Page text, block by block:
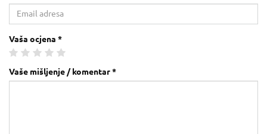
Vaša ocjena *
Vaše mišljenje / komentar *